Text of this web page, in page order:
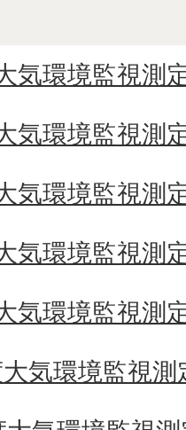
気環境監視測
気環境監視測
気環境監視測
気環境監視測
気環境監視測
気環境監視測